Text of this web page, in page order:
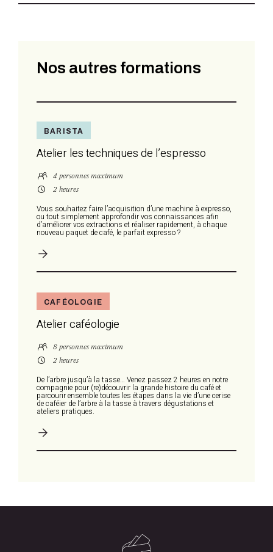
Nos autres formations
BARISTA
Atelier les techniques de l’espresso
4 personnes maximum
2 heures
Vous souhaitez faire l’acquisition d’une machine à expresso,
ou tout simplement approfondir vos connaissances afin
d’améliorer vos extractions et réaliser rapidement, à chaque
nouveau paquet de café, le parfait expresso ?
CAFÉOLOGIE
Atelier caféologie
8 personnes maximum
2 heures
De l’arbre jusqu’à la tasse… Venez passez 2 heures en notre
compagnie pour (re)découvrir la grande histoire du café et
parcourir ensemble toutes les étapes dans la vie d’une cerise
de caféier de l’arbre à la tasse à travers dégustations et
ateliers pratiques.